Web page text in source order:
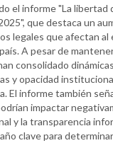
el informe "La libertad
que destaca un
legales que afectan al
A pesar de
consolidado
y opacidad
El informe también
impactar
y la transparencia
clave para